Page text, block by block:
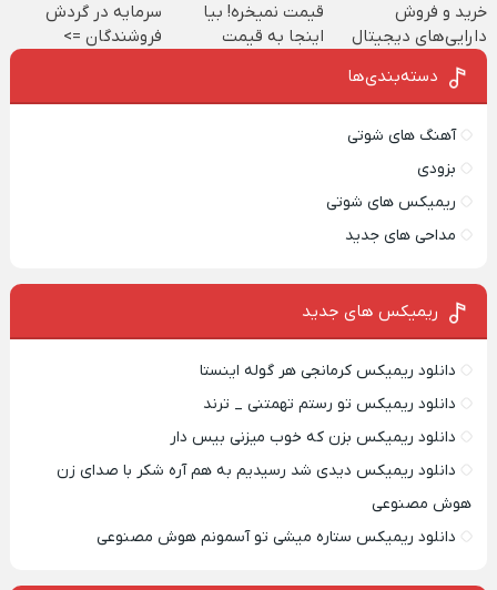
خرید و فروش
دارایی‌های دیجیتال
قیمت نمیخره! بیا
اینجا به قیمت
سرمایه در گردش
فروشندگان =>
دسته‌بندی‌ها
آهنگ های شوتی
بزودی
ریمیکس های شوتی
مداحی های جدید
ریمیکس‌ های جدید
دانلود ریمیکس کرمانجی هر گوله اینستا
دانلود ریمیکس تو رستم تهمتنی _ ترند
دانلود ریمیکس بزن که خوب میزنی بیس دار
دانلود ریمیکس دیدی شد رسیدیم به هم آره شکر با صدای زن
هوش مصنوعی
دانلود ریمیکس ستاره میشی تو آسمونم هوش مصنوعی